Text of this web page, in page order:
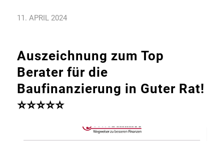
11. APRIL 2024
Auszeichnung zum Top
Berater für die
Baufinanzierung in Guter Rat!
⭐⭐⭐⭐⭐